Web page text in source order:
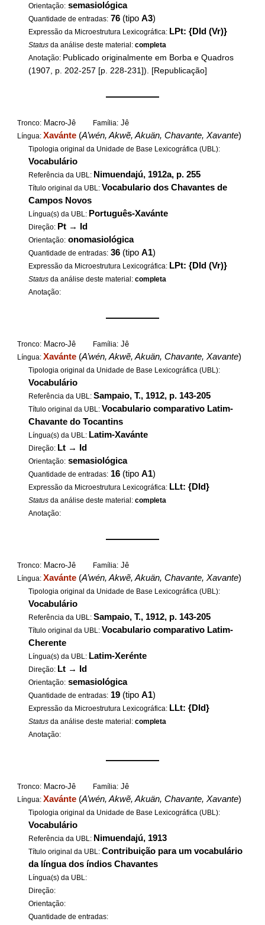
Orientação: semasiológica
Quantidade de entradas: 76 (tipoA3)
Expressão da Microestrutura Lexicográfica: LPt: {DId (Vr)}
Status da análise deste material:completa
Anotação: Publicado originalmente em Borba e Quadros
(1907, p. 202-257 [p. 228-231]). [Republicação]
——————
Tronco: Macro-Jê Família: Jê
Língua:Xavánte (A’wén, Akwẽ, Akuän, Chavante, Xavante)
Tipologia original da Unidade de Base Lexicográfica (UBL):
Vocabulário
Referência da UBL: Nimuendajú, 1912a, p. 255
Título original da UBL: Vocabulario dos Chavantes de
Campos Novos
Língua(s) da UBL: Português-Xavánte
Direção: Pt → Id
Orientação: onomasiológica
Quantidade de entradas: 36 (tipoA1)
Expressão da Microestrutura Lexicográfica: LPt: {DId (Vr)}
Status da análise deste material:completa
Anotação:
——————
Tronco: Macro-Jê Família: Jê
Língua:Xavánte (A’wén, Akwẽ, Akuän, Chavante, Xavante)
Tipologia original da Unidade de Base Lexicográfica (UBL):
Vocabulário
Referência da UBL:Sampaio, T., 1912, p. 143-205
Título original da UBL: Vocabulario comparativo Latim-
Chavante do Tocantins
Língua(s) da UBL: Latim-Xavánte
Direção: Lt → Id
Orientação: semasiológica
Quantidade de entradas: 16 (tipoA1)
Expressão da Microestrutura Lexicográfica: LLt: {DId}
Status da análise deste material:completa
Anotação:
——————
Tronco: Macro-Jê Família: Jê
Língua:Xavánte (A’wén, Akwẽ, Akuän, Chavante, Xavante)
Tipologia original da Unidade de Base Lexicográfica (UBL):
Vocabulário
Referência da UBL:Sampaio, T., 1912, p. 143-205
Título original da UBL: Vocabulario comparativo Latim-
Cherente
Língua(s) da UBL: Latim-Xerénte
Direção: Lt → Id
Orientação: semasiológica
Quantidade de entradas: 19 (tipoA1)
Expressão da Microestrutura Lexicográfica: LLt: {DId}
Status da análise deste material:completa
Anotação:
——————
Tronco: Macro-Jê Família: Jê
Língua:Xavánte (A’wén, Akwẽ, Akuän, Chavante, Xavante)
Tipologia original da Unidade de Base Lexicográfica (UBL):
Vocabulário
Referência da UBL: Nimuendajú, 1913
Título original da UBL:Contribuição para um vocabulário
da língua dos índios Chavantes
Língua(s) da UBL:
Direção:
Orientação:
Quantidade de entradas: